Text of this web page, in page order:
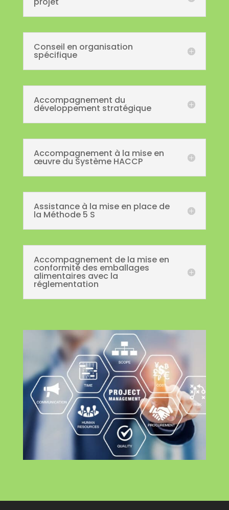
Conseil en organisation
spécifique
Accompagnement du
développement stratégique
Accompagnement à la mise en
œuvre du Système HACCP
Assistance à la mise en place de
la Méthode 5 S
Accompagnement de la mise en
conformité des emballages
alimentaires avec la
réglementation